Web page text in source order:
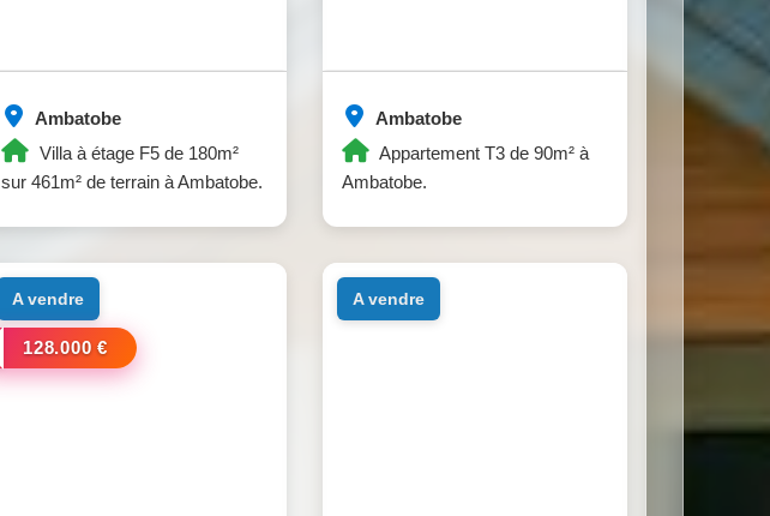
Ambatobe
Villa à étage F5 de 180m²
sur 461m² de terrain à Ambatobe.
Ambatobe
Appartement T3 de 90m² à
Ambatobe.
a vendre
128.000 €
a vendre